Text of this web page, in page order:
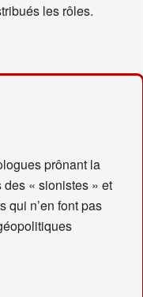
les rôles.
prônant la
« sionistes » et
qui n’en font pas